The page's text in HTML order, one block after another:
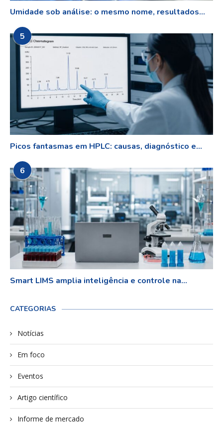
Umidade sob análise: o mesmo nome, resultados...
5
Picos fantasmas em HPLC: causas, diagnóstico e...
6
Smart LIMS amplia inteligência e controle na...
CATEGORIAS
Notícias
Em foco
Eventos
Artigo científico
Informe de mercado